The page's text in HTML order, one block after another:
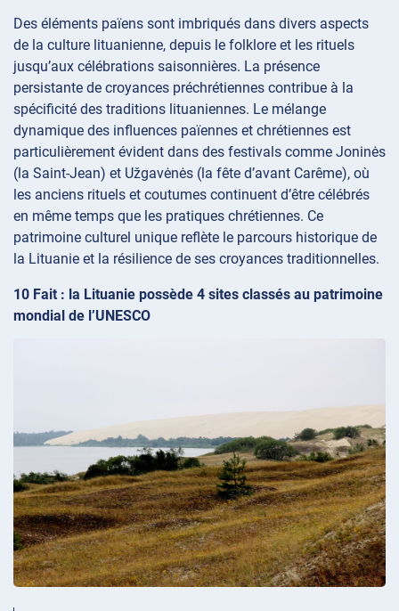
Des éléments païens sont imbriqués dans divers aspects
de la culture lituanienne, depuis le folklore et les rituels
jusqu’aux célébrations saisonnières. La présence
persistante de croyances préchrétiennes contribue à la
spécificité des traditions lituaniennes. Le mélange
dynamique des influences païennes et chrétiennes est
particulièrement évident dans des festivals comme Joninės
(la Saint-Jean) et Užgavėnės (la fête d’avant Carême), où
les anciens rituels et coutumes continuent d’être célébrés
en même temps que les pratiques chrétiennes. Ce
patrimoine culturel unique reflète le parcours historique de
la Lituanie et la résilience de ses croyances traditionnelles.
10 Fait : la Lituanie possède 4 sites classés au patrimoine
mondial de l’UNESCO